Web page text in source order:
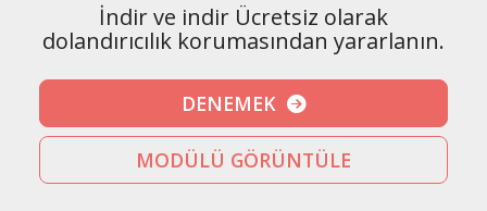
İndir ve indir Ücretsiz olarak
dolandırıcılık korumasından yararlanın.
DENEMEK
MODÜLÜ GÖRÜNTÜLE